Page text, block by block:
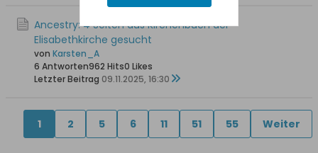
Ancestry: 4 Seiten aus Kirchenbuch der
Elisabethkirche gesucht
von Karsten_A
6 Antworten962 Hits0 Likes
Letzter Beitrag 09.11.2025, 16:30
1 2 5 6 11 51 55 Weiter